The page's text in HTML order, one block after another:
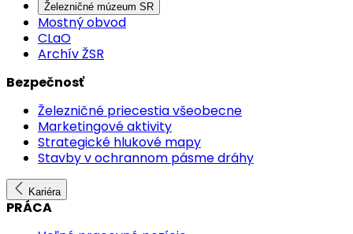
Železničné múzeum SR
Mostný obvod
CLaO
Archív ŽSR
Bezpečnosť
Železničné priecestia všeobecne
Marketingové aktivity
Strategické hlukové mapy
Stavby v ochrannom pásme dráhy
Kariéra
PRÁCA